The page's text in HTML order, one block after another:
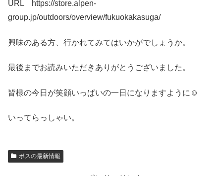
URL https://store.alpen-
group.jp/outdoors/overview/fukuokakasuga/
興味のある方、行かれてみてはいかがでしょうか。
最後までお読みいただきありがとうございました。
皆様の今日が笑顔いっぱいの一日になりますように☺
いってらっしゃい。
ボスの最新情報